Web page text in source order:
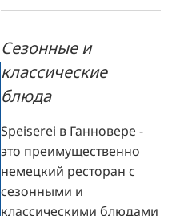
Сезонные и
классические
блюда
Speiserei в Ганновере -
это преимущественно
немецкий ресторан с
сезонными и
классическими блюдами